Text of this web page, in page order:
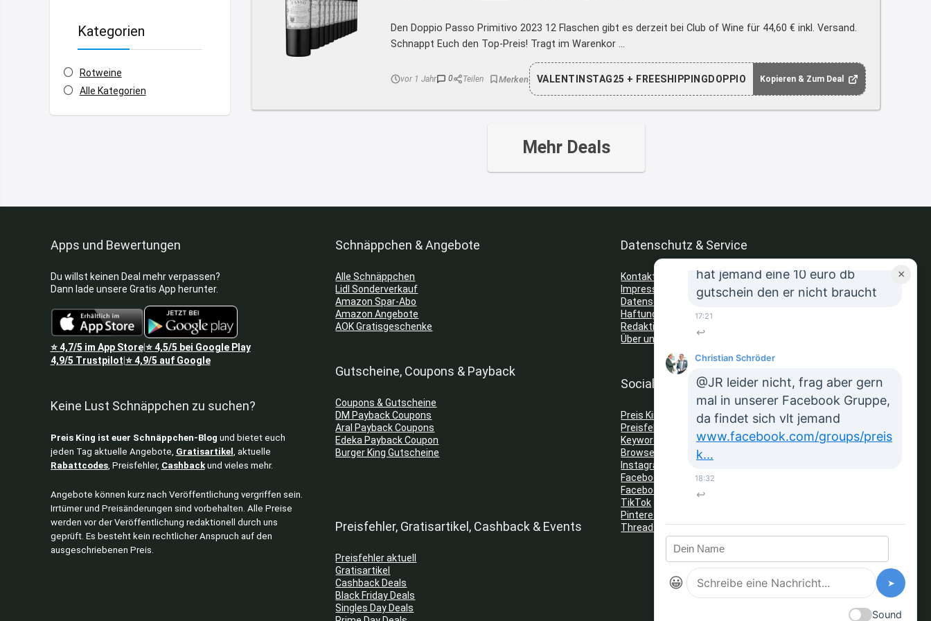
Kategorien
Rotweine
Alle Kategorien
Den Doppio Passo Primitivo 2023 12 Flaschen gibt es derzeit bei Club of Wine für 44,60 € inkl. Versand.
Schnappt Euch den Top-Preis! Tragt im Warenkor ...
vor 1 Jahr 0 Teilen VALENTINSTAG25 + FREESHIPPINGDOPPIO Kopieren & Zum Deal
Mehr Deals
Apps und Bewertungen
Du willst keinen Deal mehr verpassen?
Dann lade unsere Gratis App herunter.
⭐4,7/5 im App Store|⭐4,5/5 bei Google Play
4,9/5 Trustpilot ⭐4,9/5 auf Google
Keine Lust Schnäppchen zu suchen?
Preis King ist euer Schnäppchen-Blog und bietet euch
jeden Tag aktuelle Angebote, Gratisartikel
, aktuelle
Rabattcodes, Preisfehler, Cashbackund vieles mehr.
Angebote können kurz nach Veröffentlichung vergriffen sein.
Irrtümer und Preisänderungen sind vorbehalten. Alle Preise
werden vor der Veröffentlichung redaktionell durch uns
geprüft. Es besteht kein rechtlicher Anspruch auf den
ausgeschriebenen Preis.
Schnäppchen & Angebote
Alle Schnäppchen
Lidl Sonderverkauf
Amazon Spar-Abo
Amazon Angebote
AOK Gratisgeschenke
Gutscheine, Coupons & Payback
Coupons & Gutscheine
DM Payback Coupons
Aral Payback Coupons
Edeka Payback Coupon
Burger King Gutscheine
Preisfehler, Gratisartikel, Cashback & Events
Preisfehler aktuell
Gratisartikel
Cashback Deals
Black Friday Deals
Singles Day Deals
Datenschutz & Service
Kontakt
Impressum
Datenschutz
Haftungsausschluss
Redaktionelle Richtlinien
Über uns
Social Media
Preis King auf Telegram
Preisfehler Whats App Kanal
Keyword Tracker (Telegram)
Browser Erweiterungen: Gutschein Finder
Instagram
Facebook
Facebook Gruppe
TikTok
Pinterest
Threads
×
↩
Kofferset
8:43
JR
hat jemand eine 10 euro db
gutschein den er nicht braucht
17:21
↩
Christian Schröder
@JR leider nicht, frag aber gern
mal in unserer Facebook Gruppe,
da findet sich vlt jemand
www.facebook.com/groups/preis
k...
18:32
↩
😀 ➤
Sound